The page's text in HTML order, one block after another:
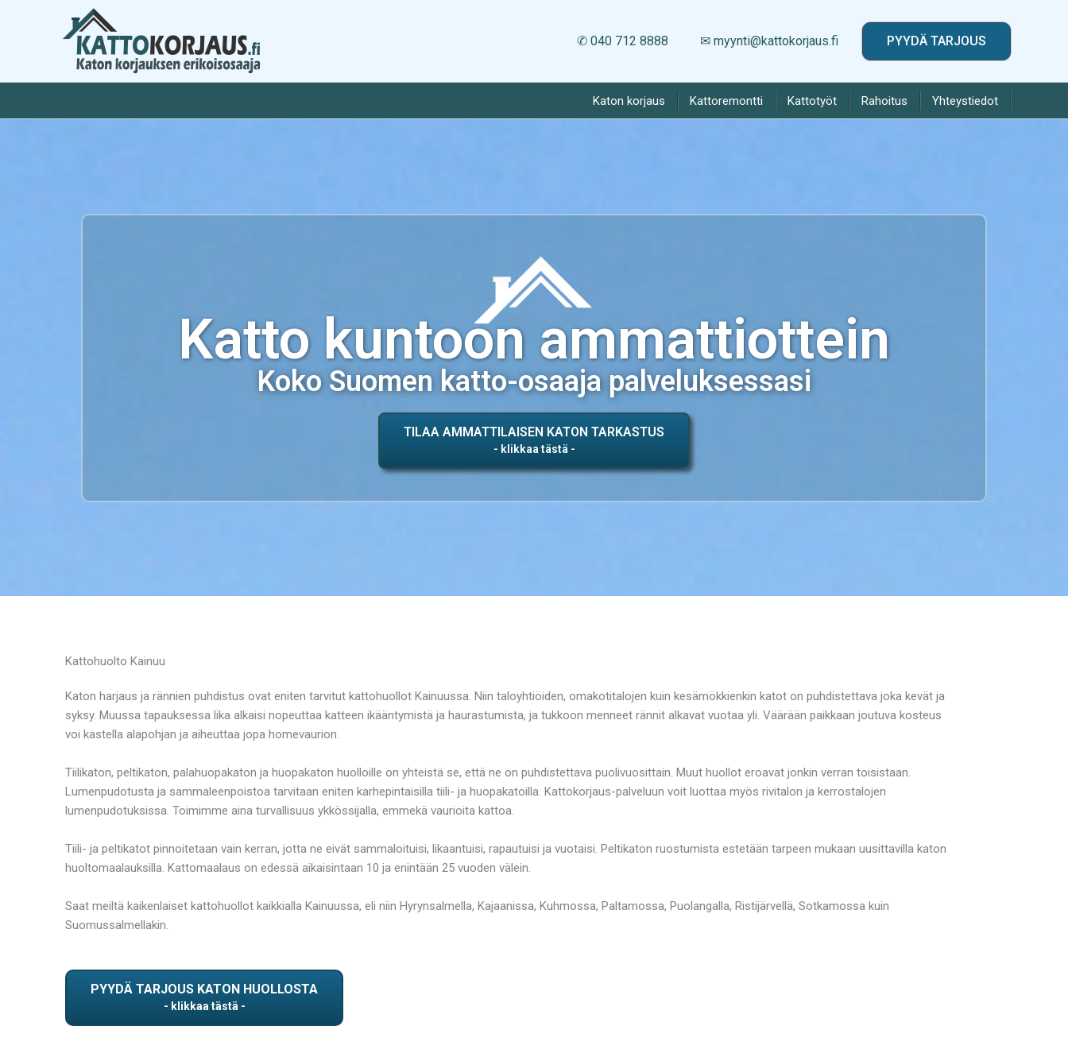
✆ 040 712 8888 ✉ myynti@kattokorjaus.fi PYYDÄ TARJOUS
Katon korjaus Kattoremontti Kattotyöt Rahoitus Yhteystiedot
Katto kuntoon ammattiottein
Koko Suomen katto-osaaja palveluksessasi
TILAA AMMATTILAISEN KATON TARKASTUS
Kattohuolto Kainuu
Katon harjaus ja rännien puhdistus ovat eniten tarvitut kattohuollot Kainuussa. Niin taloyhtiöiden, omakotitalojen kuin kesämökkienkin katot on puhdistettava joka kevät ja
syksy. Muussa tapauksessa lika alkaisi nopeuttaa katteen ikääntymistä ja haurastumista, ja tukkoon menneet rännit alkavat vuotaa yli. Väärään paikkaan joutuva kosteus
voi kastella alapohjan ja aiheuttaa jopa homevaurion.
Tiilikaton, peltikaton, palahuopakaton ja huopakaton huolloille on yhteistä se, että ne on puhdistettava puolivuosittain. Muut huollot eroavat jonkin verran toisistaan.
Lumenpudotusta ja sammaleenpoistoa tarvitaan eniten karhepintaisilla tiili- ja huopakatoilla. Kattokorjaus-palveluun voit luottaa myös rivitalon ja kerrostalojen
lumenpudotuksissa. Toimimme aina turvallisuus ykkössijalla, emmekä vaurioita kattoa.
Tiili- ja peltikatot pinnoitetaan vain kerran, jotta ne eivät sammaloituisi, likaantuisi, rapautuisi ja vuotaisi. Peltikaton ruostumista estetään tarpeen mukaan uusittavilla katon
huoltomaalauksilla. Kattomaalaus on edessä aikaisintaan 10 ja enintään 25 vuoden välein.
Saat meiltä kaikenlaiset kattohuollot kaikkialla Kainuussa, eli niin Hyrynsalmella, Kajaanissa, Kuhmossa, Paltamossa, Puolangalla, Ristijärvellä, Sotkamossa kuin
Suomussalmellakin.
PYYDÄ TARJOUS KATON HUOLLOSTA